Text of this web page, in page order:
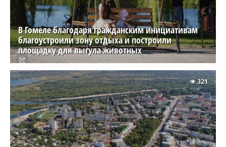
В Гомеле благодаря гражданским инициативам
благоустроили зону отдыха и построили
площадку для выгула животных
321